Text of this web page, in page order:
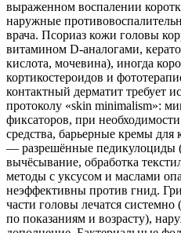
выраженном воспалении
наружные
врача. Псориаз кожи головы
витамином D-аналогами,
кислота, мочевина), иногда
кортикостероидов и
контактный дерматит требует
протоколу «skin minimalism»:
фиксаторов, при
средства, барьерные кремы
— разрешённые педикулоциды
вычёсывание, обработка
методы с уксусом и маслами
неэффективны против гнид.
части головы лечатся
по показаниям и возрасту),